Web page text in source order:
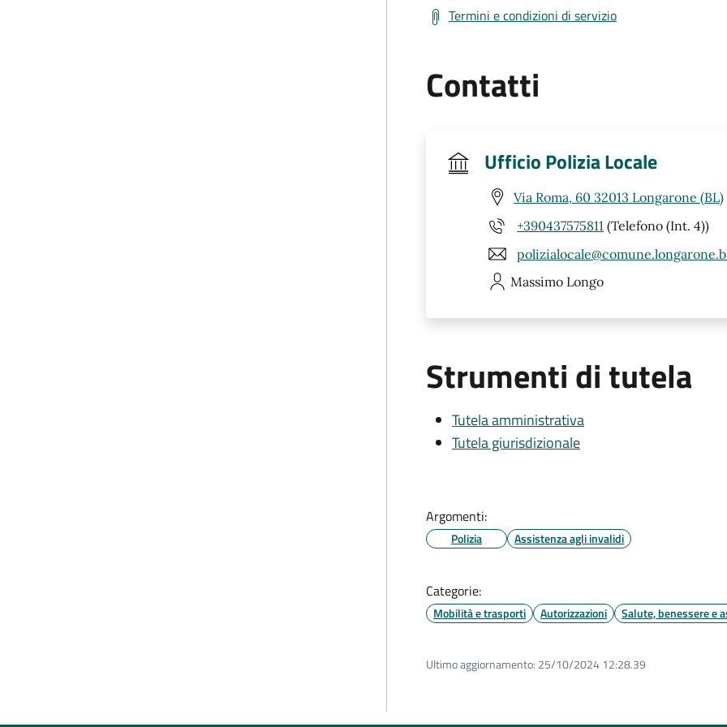
Termini e condizioni di servizio
Contatti
Ufficio Polizia Locale
Via Roma, 60 32013 Longarone (BL)
+390437575811 (Telefono (Int. 4))
Massimo Longo
Strumenti di tutela
Tutela amministrativa
Tutela giurisdizionale
Argomenti:
Polizia Assistenza agli invalidi
Categorie:
Mobilità e trasporti Autorizzazioni Salute, benessere e
Ultimo aggiornamento: 25/10/2024 12:28.39